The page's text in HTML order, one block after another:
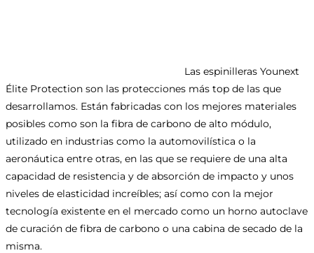
Las espinilleras Younext
Élite Protection son las protecciones más top de las que
desarrollamos. Están fabricadas con los mejores materiales
posibles como son la fibra de carbono de alto módulo,
utilizado en industrias como la automovilística o la
aeronáutica entre otras, en las que se requiere de una alta
capacidad de resistencia y de absorción de impacto y unos
niveles de elasticidad increíbles; así como con la mejor
tecnología existente en el mercado como un horno autoclave
de curación de fibra de carbono o una cabina de secado de la
misma.